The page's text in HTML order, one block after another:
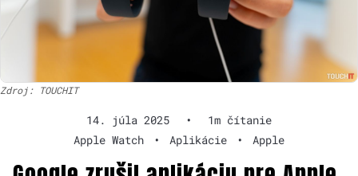
Zdroj: TOUCHIT
14. júla 2025 •
1m čítanie
Apple Watch
• Aplikácie • Apple